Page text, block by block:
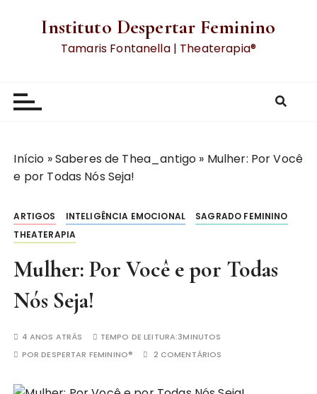
Instituto Despertar Feminino
Tamaris Fontanella | Theaterapia®
Início »Saberes de Thea_antigo » Mulher: Por Você
e por Todas Nós Seja!
ARTIGOS INTELIGÊNCIA EMOCIONAL
SAGRADO FEMININO
THEATERAPIA
Mulher: Por Você e por Todas
Nós Seja!
4 ANOS ATRÁS TEMPO DE LEITURA:3MINUTOS
PORDESPERTAR FEMININO® 2 COMENTÁRIOS